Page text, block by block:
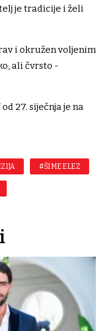
je tradicije i želi
i okružen voljenim
ali čvrsto -
27. siječnja je na
#ŠIME ELEZ